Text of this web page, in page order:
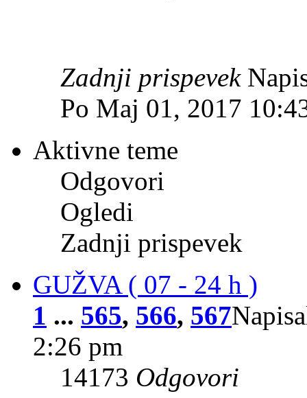
Zadnji prispevek
Po Maj 01, 2017
Aktivne teme
Odgovori
Ogledi
Zadnji prispevek
GUŽVA ( 07 - 24 h )
1 ... 565, 566, 567
2:26 pm
14173 Odgovori